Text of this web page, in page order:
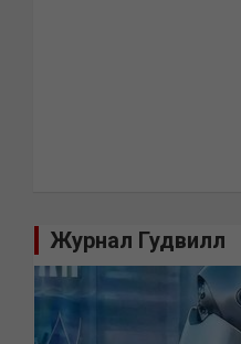
Журнал Гудвилл